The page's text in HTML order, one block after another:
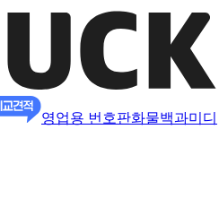
영업용 번호판화물백과미디